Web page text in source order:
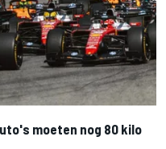
moeten nog 80 kilo